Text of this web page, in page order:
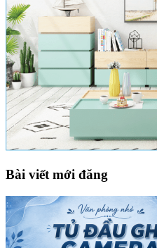
Bài viết mới đăng